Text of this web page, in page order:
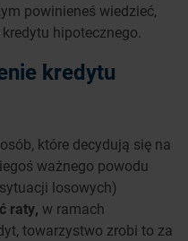
powinieneś wiedzieć,
hipotecznego.
kredytu
które decydują się na
ważnego powodu
losowych)
raty, w ramach
towarzystwo zrobi to za